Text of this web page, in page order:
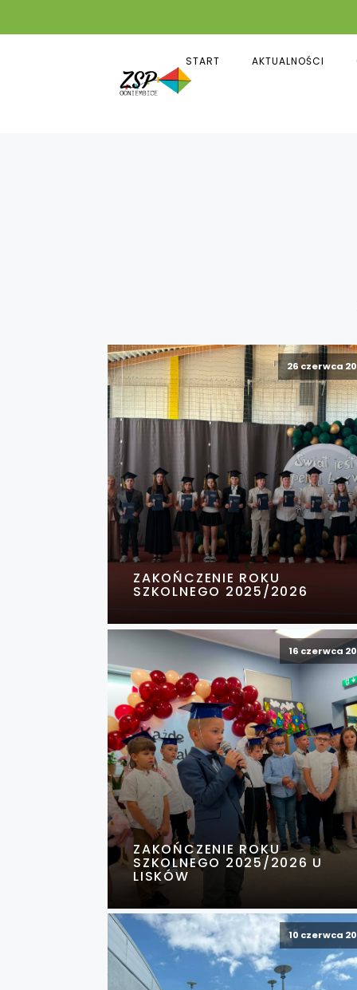
START AKTUALNOŚCI
26 czerwca
ZAKOŃCZENIE ROKU
SZKOLNEGO 2025/2026
16 czerwca
ZAKOŃCZENIE ROKU
SZKOLNEGO 2025/2026 U
LISKÓW
10 czerwca